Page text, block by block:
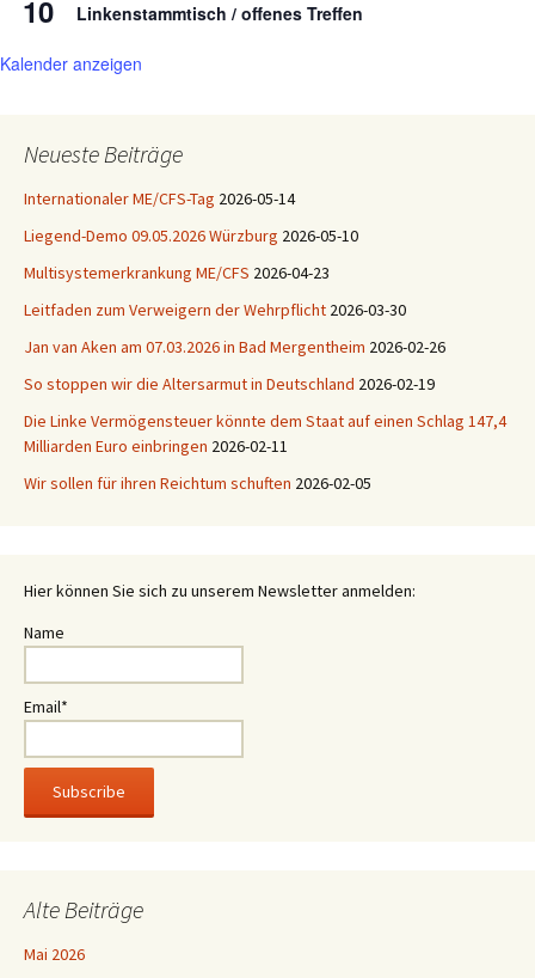
10 Linkenstammtisch / offenes Treffen
Kalender anzeigen
Neueste Beiträge
Internationaler ME/CFS-Tag 2026-05-14
Liegend-Demo 09.05.2026 Würzburg 2026-05-10
Multisystemerkrankung ME/CFS 2026-04-23
Leitfaden zum Verweigern der Wehrpflicht 2026-03-30
Jan van Aken am 07.03.2026 in Bad Mergentheim 2026-02-26
So stoppen wir die Altersarmut in Deutschland 2026-02-19
Die Linke Vermögensteuer könnte dem Staat auf einen Schlag 147,4
Milliarden Euro einbringen 2026-02-11
Wir sollen für ihren Reichtum schuften 2026-02-05
Hier können Sie sich zu unserem Newsletter anmelden:
Name
Email*
Alte Beiträge
Mai 2026